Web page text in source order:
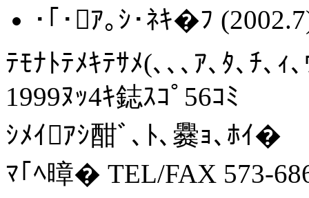
･｢･ｱ｡ｼ･ﾈｷ�ﾌ
ﾃﾓﾅﾄﾃﾒｷﾃｻﾒ(､､､ｱ､ﾀ､ﾁ､ｨ
1999ﾇｯ4ｷ鋕ｽｺﾟ56ｺﾐ
ｼﾒｲｱｼ酣ﾞ､ﾄ､爨ｮ､ﾎｲ�
ﾏ｢ﾍ暲� TEL/FAX 573-